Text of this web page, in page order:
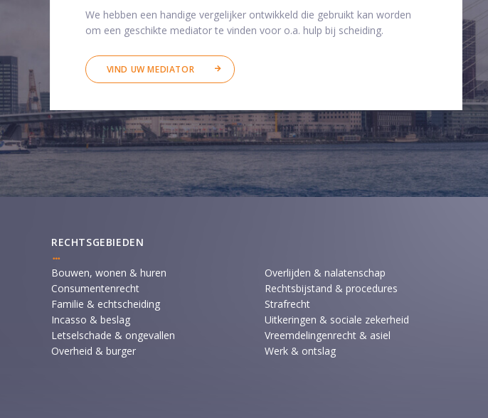
We hebben een handige vergelijker ontwikkeld die gebruikt kan worden
om een geschikte mediator te vinden voor o.a. hulp bij scheiding.
VIND UW MEDIATOR
RECHTSGEBIEDEN
Bouwen, wonen & huren
Consumentenrecht
Familie & echtscheiding
Incasso & beslag
Letselschade & ongevallen
Overheid & burger
Overlijden & nalatenschap
Rechtsbijstand & procedures
Strafrecht
Uitkeringen & sociale zekerheid
Vreemdelingenrecht & asiel
Werk & ontslag